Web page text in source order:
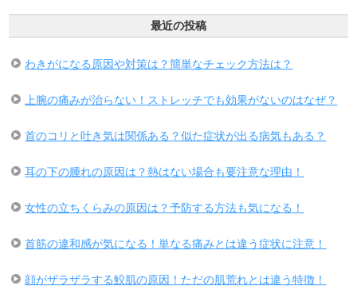
最近の投稿
わきがになる原因や対策は？簡単なチェック方法は？
上腕の痛みが治らない！ストレッチでも効果がないのはなぜ？
首のコリと吐き気は関係ある？似た症状が出る病気もある？
耳の下の腫れの原因は？熱はない場合も要注意な理由！
女性の立ちくらみの原因は？予防する方法も気になる！
首筋の違和感が気になる！単なる痛みとは違う症状に注意！
顔がザラザラする鮫肌の原因！ただの肌荒れとは違う特徴！